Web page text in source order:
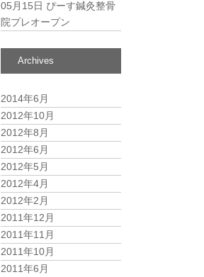
05月15日 ぴーす鍼灸整骨
院プレオープン
Archives
2014年6月
2012年10月
2012年8月
2012年6月
2012年5月
2012年4月
2012年2月
2011年12月
2011年11月
2011年10月
2011年6月